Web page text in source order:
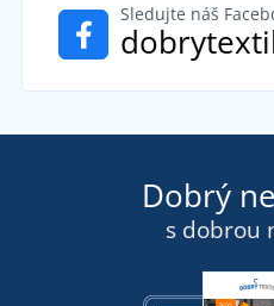
Sledujte náš
Dobrý
s dobrou